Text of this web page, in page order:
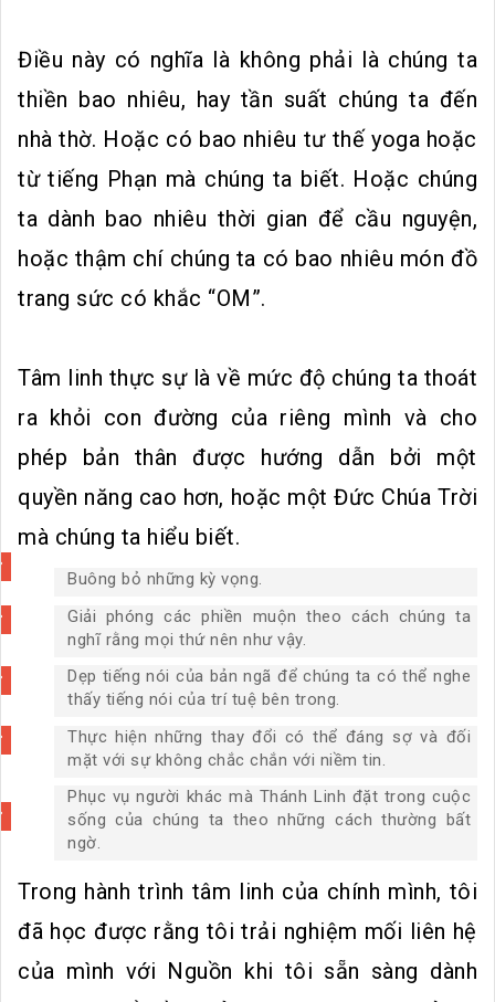
Điều này có nghĩa là không phải là chúng ta
thiền bao nhiêu, hay tần suất chúng ta đến
nhà thờ. Hoặc có bao nhiêu tư thế yoga hoặc
từ tiếng Phạn mà chúng ta biết. Hoặc chúng
ta dành bao nhiêu thời gian để cầu nguyện,
hoặc thậm chí chúng ta có bao nhiêu món đồ
trang sức có khắc “OM”.
Tâm linh thực sự là về mức độ chúng ta thoát
ra khỏi con đường của riêng mình và cho
phép bản thân được hướng dẫn bởi một
quyền năng cao hơn, hoặc một Đức Chúa Trời
mà chúng ta hiểu biết.
Buông bỏ những kỳ vọng.
Giải phóng các phiền muộn theo cách chúng ta
nghĩ rằng mọi thứ nên như vậy.
Dẹp tiếng nói của bản ngã để chúng ta có thể nghe
thấy tiếng nói của trí tuệ bên trong.
Thực hiện những thay đổi có thể đáng sợ và đối
mặt với sự không chắc chắn với niềm tin.
Phục vụ người khác mà Thánh Linh đặt trong cuộc
sống của chúng ta theo những cách thường bất
ngờ.
Trong hành trình tâm linh của chính mình, tôi
đã học được rằng tôi trải nghiệm mối liên hệ
của mình với Nguồn khi tôi sẵn sàng dành